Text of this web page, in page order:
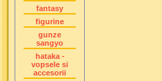
fantasy
figurine
gunze
sangyo
hataka -
vopsele si
accesorii